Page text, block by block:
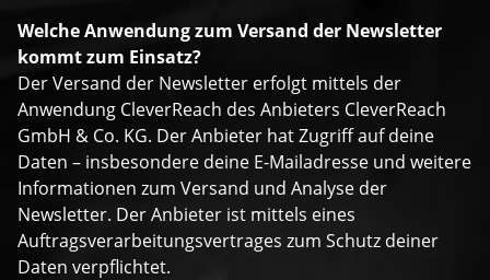
Welche Anwendung zum Versand der Newsletter
kommt zum Einsatz?
Der Versand der Newsletter erfolgt mittels der
Anwendung CleverReach des Anbieters CleverReach
GmbH & Co. KG. Der Anbieter hat Zugriff auf deine
Daten – insbesondere deine E-Mailadresse und weitere
Informationen zum Versand und Analyse der
Newsletter. Der Anbieter ist mittels eines
Auftragsverarbeitungsvertrages zum Schutz deiner
Daten verpflichtet.